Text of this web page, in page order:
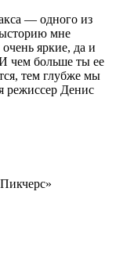
— одного из
мне
яркие, да и
чем больше ты ее
тем глубже мы
режиссер Денис